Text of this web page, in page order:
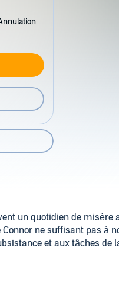
un quotidien de misère
ne suffisant pas à
et aux tâches de
son jumeau Henry pour